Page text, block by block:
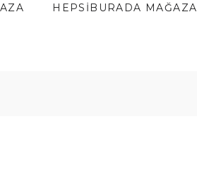
HEPSIBURADA MAĞAZA